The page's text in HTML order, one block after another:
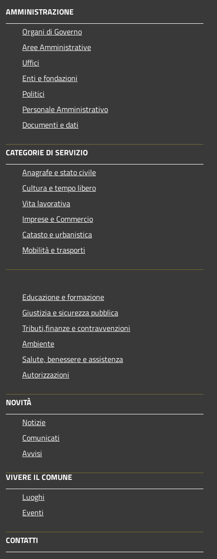
AMMINISTRAZIONE
Organi di Governo
Aree Amministrative
Uffici
Enti e fondazioni
Politici
Personale Amministrativo
Documenti e dati
CATEGORIE DI SERVIZIO
Anagrafe e stato civile
Cultura e tempo libero
Vita lavorativa
Imprese e Commercio
Catasto e urbanistica
Mobilità e trasporti
Educazione e formazione
Giustizia e sicurezza pubblica
Tributi,finanze e contravvenzioni
Ambiente
Salute, benessere e assistenza
Autorizzazioni
NOVITÀ
Notizie
Comunicati
Avvisi
VIVERE IL COMUNE
Luoghi
Eventi
CONTATTI